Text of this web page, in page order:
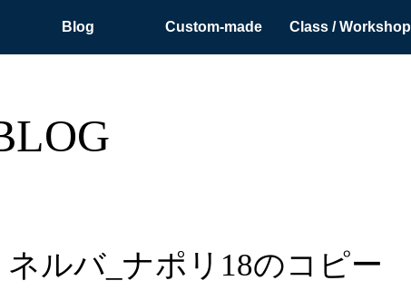
Blog Custom-made Class / Workshop
ネルバ_ナポリ18のコピー